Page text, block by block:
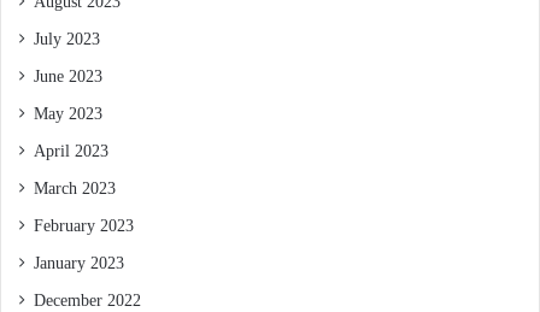
July 2023
June 2023
May 2023
April 2023
March 2023
February 2023
January 2023
December 2022